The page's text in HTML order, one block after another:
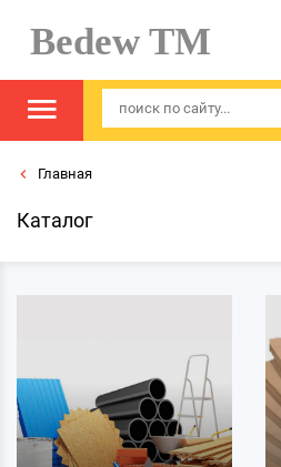
Bedew TM
Главная
Каталог